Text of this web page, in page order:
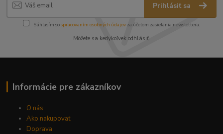
Prihlásiť sa
Súhlasím sospracovaním osobných údajov za účelom zasielania newslettera.
Môžete sa kedykoľvek odhlásiť.
Informácie pre zákazníkov
O nás
Ako nakupovať
Doprava